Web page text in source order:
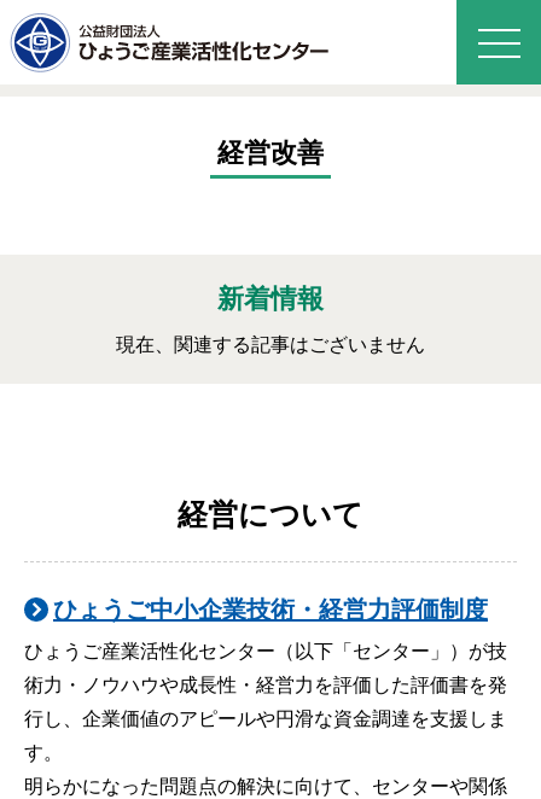
経営改善
新着情報
現在、関連する記事はございません
経営について
ひょうご中小企業技術・経営力評価制度
ひょうご産業活性化センター（以下「センター」）が技
術力・ノウハウや成長性・経営力を評価した評価書を発
行し、企業価値のアピールや円滑な資金調達を支援しま
す。
明らかになった問題点の解決に向けて、センターや関係